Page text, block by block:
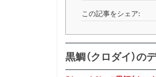
この記事をシェア:
黒鯛（クロダイ）の